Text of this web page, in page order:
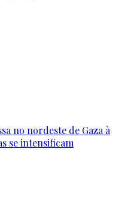
no nordeste de Gaza à
se intensificam